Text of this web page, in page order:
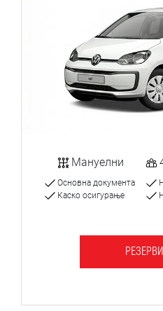
Мануелни
Основна документа
Каско осигурање